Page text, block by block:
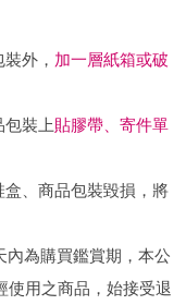
外， 加一層紙箱或破
裝上貼膠帶、寄件單
、商品包裝毀損，將
內為購買鑑賞期，本公
使用之商品，始接受退